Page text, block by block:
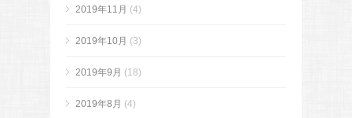
2019年11月 (4)
2019年10月 (3)
2019年9月 (18)
2019年8月 (4)